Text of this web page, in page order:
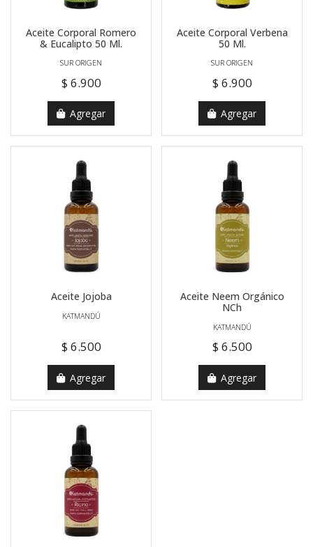
Aceite Corporal Romero
& Eucalipto 50 Ml.
SUR ORIGEN
$ 6.900
Agregar
Aceite Corporal Verbena
50 Ml.
SUR ORIGEN
$ 6.900
Agregar
Aceite Jojoba
KATMANDÚ
$ 6.500
Agregar
Aceite Neem Orgánico
NCh
KATMANDÚ
$ 6.500
Agregar